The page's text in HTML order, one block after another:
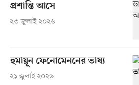
প্রশান্তি আসে
২৩ জুলাই ২০২৬
হুমায়ূন ফেনোমেননের ভাষ্য
২১ জুলাই ২০২৬